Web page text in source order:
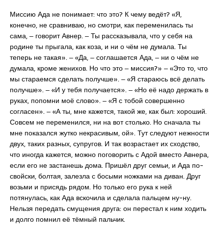
Миссию Ада не понимает: что это? К чему ведёт? «Я,
конечно, не сравниваю, но смотри, как переменилась ты
сама, ‒ говорит Авнер. ‒ Ты рассказывала, что у себя на
родине ты прыгала, как коза, и ни о чём не думала. Ты
теперь не такая». ‒ «Да, ‒ соглашается Ада, ‒ ни о чём не
думала, кроме женихов. Но что это ‒ миссия?» ‒ «Это то, что
мы стараемся сделать получше». ‒ «Я стараюсь всё делать
получше». ‒ «И у тебя получается». ‒ «Но её надо держать в
руках, попомни моё слово». ‒ «Я с тобой совершенно
согласен». ‒ «А ты, мне кажется, такой же, как был: хороший.
Совсем не переменился, ни на вот столько. Но сначала ты
мне показался жутко некрасивым, ой». Тут следуют нежности
двух, таких разных, супругов. И так возрастает их сходство,
что иногда кажется, можно поговорить с Адой вместо Авнера,
если его не застанешь дома. Пришёл друг семьи, и Ада по-
свойски, болтая, залезла с босыми ножками на диван. Друг
возьми и присядь рядом. Но только его рука к ней
потянулась, как Ада вскочила и сделала пальцем ну-ну.
Нельзя передать смущения друга: он перестал к ним ходить
и долго помнил её тёмный пальчик.